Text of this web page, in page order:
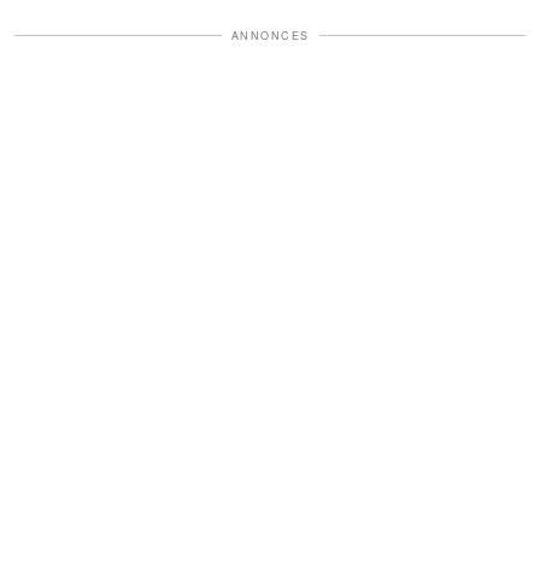
ANNONCES